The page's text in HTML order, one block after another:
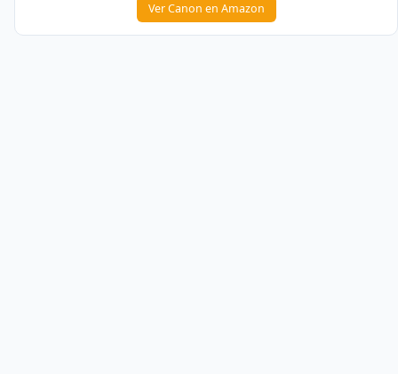
Ver Canon en Amazon